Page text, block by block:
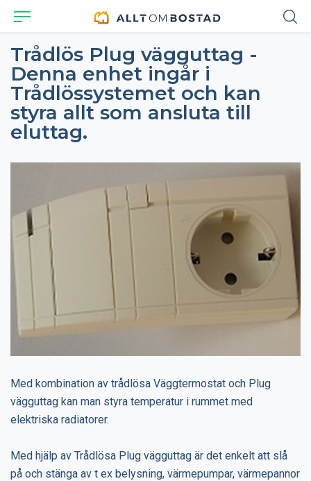
Trådlös Plug vägguttag -
Denna enhet ingår i
Trådlössystemet och kan
styra allt som ansluta till
eluttag.
Med kombination av trådlösa Väggtermostat och Plug
vägguttag kan man styra temperatur i rummet med
elektriska radiatorer.
Med hjälp av Trådlösa Plug vägguttag är det enkelt att slå
på och stänga av t ex belysning, värmepumpar, värmepannor